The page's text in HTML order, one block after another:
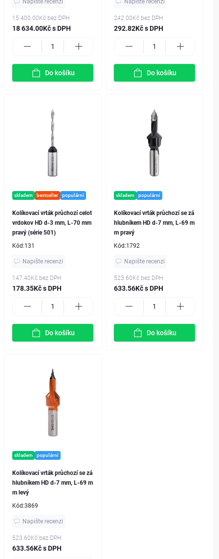
Napište recenzi
15 400.00Kč bez DPH
18 634.00Kč s DPH
Do košíku
Napište recenzi
242.00Kč bez DPH
292.82Kč s DPH
Do košíku
skladem bestseller populární
Kolíkovací vrták průchozí celot
vrdokov HD d-3 mm, L-70 mm
pravý (série 501)
Kód:131
Napište recenzi
147.40Kč bez DPH
178.35Kč s DPH
Do košíku
skladem populární
Kolíkovací vrták průchozí se zá
hlubníkem HD d-7 mm, L-69 m
m pravý
Kód:1792
Napište recenzi
523.60Kč bez DPH
633.56Kč s DPH
Do košíku
skladem populární
Kolíkovací vrták průchozí se zá
hlubníkem HD d-7 mm, L-69 m
m levý
Kód:3869
Napište recenzi
523.60Kč bez DPH
633.56Kč s DPH